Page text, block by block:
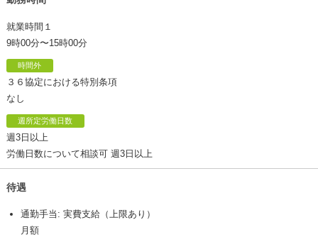
就業時間１
9時00分〜15時00分
時間外
３６協定における特別条項
なし
週所定労働日数
週3日以上
労働日数について相談可 週3日以上
待遇
通勤手当: 実費支給（上限あり）
月額